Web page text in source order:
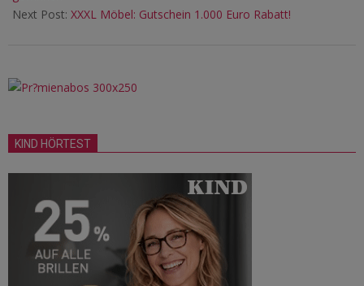
Next Post: XXXL Möbel: Gutschein 1.000 Euro Rabatt!
KIND HÖRTEST